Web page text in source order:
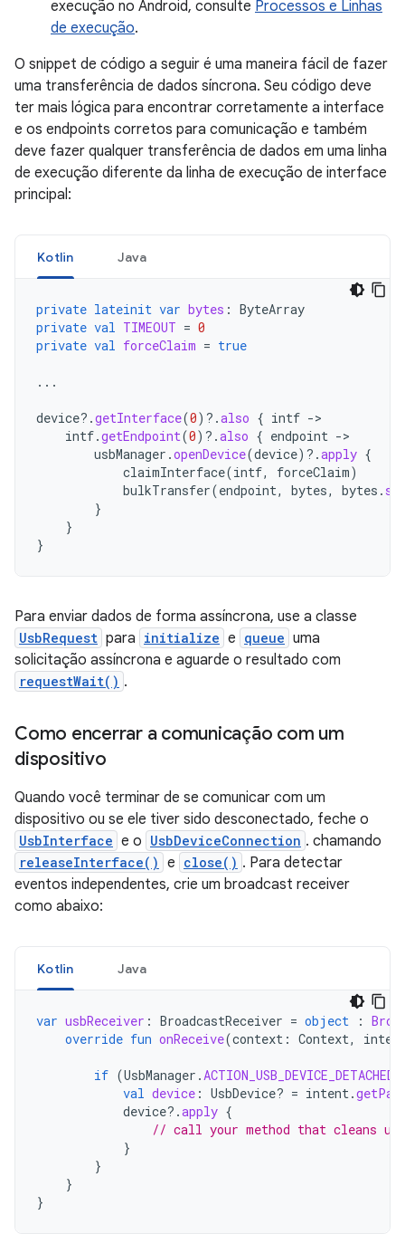
execução no Android, consulte Processos e Linhas
de execução.
O snippet de código a seguir é uma maneira fácil de fazer
uma transferência de dados síncrona. Seu código deve
ter mais lógica para encontrar corretamente a interface
e os endpoints corretos para comunicação e também
deve fazer qualquer transferência de dados em uma linha
de execução diferente da linha de execução de interface
principal:
Kotlin Java
private lateinit var bytes : ByteArray
private val TIMEOUT = 0
private val forceClaim = true
...
device?.getInterface(0) ?.also { intf -
intf.getEndpoint(0) ?.also { endpoint -
usbManager .openDevice(device) ?.apply {
claimInterface(intf, forceClaim)
bulkTransfer(endpoint, bytes, bytes .
}
}
}
Para enviar dados de forma assíncrona, use a classe
UsbRequest para initialize e queue uma
solicitação assíncrona e aguarde o resultado com
requestWait() .
Como encerrar a comunicação com um
dispositivo
Quando você terminar de se comunicar com um
dispositivo ou se ele tiver sido desconectado, feche o
UsbInterface e o UsbDeviceConnection . chamando
releaseInterface() e close() . Para detectar
eventos independentes, crie um broadcast receiver
como abaixo:
Kotlin Java
var usbReceiver : BroadcastReceiver = object :
override fun onReceive(context : Context,
if (UsbManager .ACTION_USB_DEVICE_DETACHED
val device : UsbDevice? = intent.
device?.apply {
// call your method that cleans up
}
}
}
}